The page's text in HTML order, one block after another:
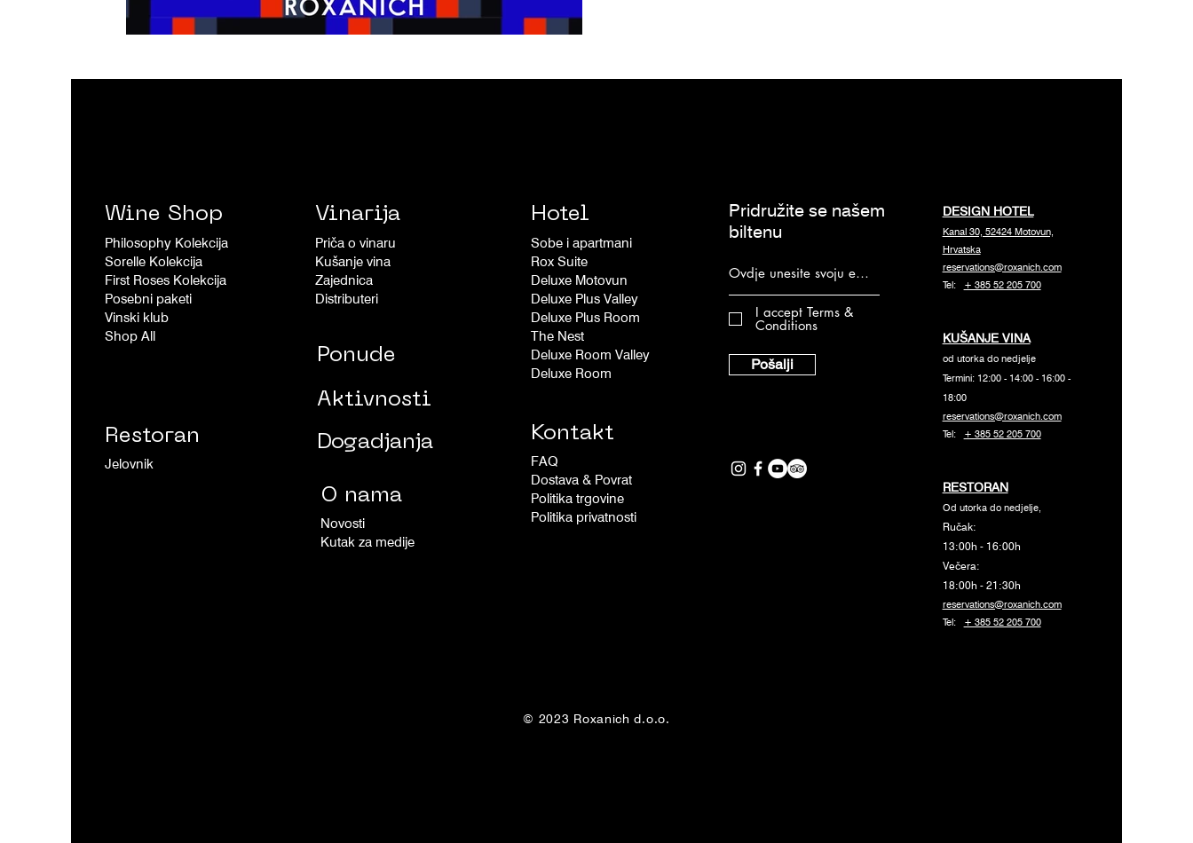
Wine Shop
Philosophy Kolekcija
Sorelle Kolekcija
First Roses Kolekcija
Posebni paketi
Vinski klub
Shop All
Restoran
Jelovnik
Vinarija
Priča o vinaru
Kušanje vina
Zajednica
Distributeri
Ponude
Aktivnosti
Dogadjanja
O nama
Novosti
Kutak za medije
Hotel
Sobe i apartmani
Rox Suite
Deluxe Motovun
Deluxe Plus Valley
Deluxe Plus Room
The Nest
Deluxe Room Valley
Deluxe Room
Kontakt
FAQ
Dostava & Povrat
Politika trgovine
Politika privatnosti
Pridružite se našem
biltenu
I accept Terms &
Conditions
Pošalji
DESIGN HOTEL
Kanal 30, 52424 Motovun,
Hrvatska
reservations@roxanich.com
Tel:
+ 385 52 205 700
KUŠANJE VINA
od utorka do nedjelje
Termini: 12:00 - 14:00 - 16:00 -
18:00
reservations@roxanich.com
Tel:
+ 385 52 205 700
RESTORAN
Od utorka do nedjelje,
Ručak:
13:00h - 16:00h
Večera:
18:00h - 21:30h
reservations@roxanich.com
Tel:
+ 385 52 205 700
© 2023 Roxanich d.o.o.